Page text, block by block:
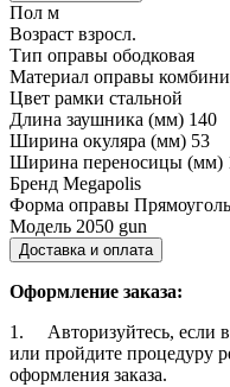
Пол м
Возраст взросл.
Тип оправы ободковая
Материал оправы
Цвет рамки стальной
Длина заушника (мм) 140
Ширина окуляра (мм) 53
Ширина переносицы (мм)
Бренд Megapolis
Форма оправы
Модель 2050 gun
Доставка и оплата
Оформление заказа:
1. Авторизуйтесь, если
или пройдите процедуру
оформления заказа.